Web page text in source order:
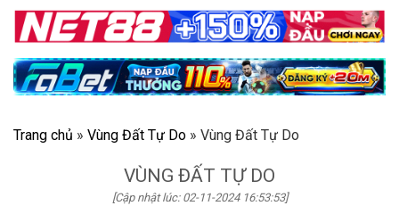
Trang chủ » Vùng Đất Tự Do » Vùng Đất Tự Do
VÙNG ĐẤT TỰ DO
[Cập nhật lúc: 02-11-2024 16:53:53]